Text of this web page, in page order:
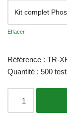
Effacer
Référence : TR-
Quantité : 500